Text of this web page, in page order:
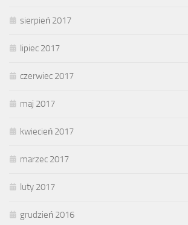
sierpień 2017
lipiec 2017
czerwiec 2017
maj 2017
kwiecień 2017
marzec 2017
luty 2017
grudzień 2016